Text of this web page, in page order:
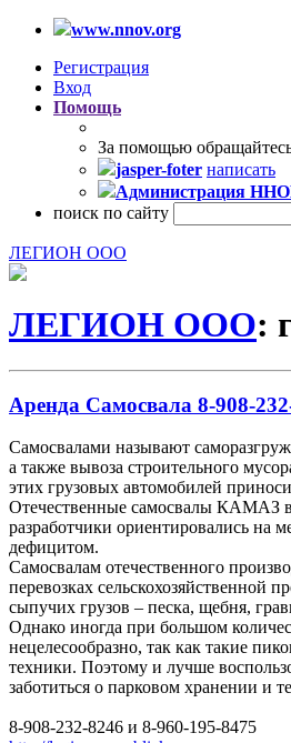
www.nnov.org
Регистрация
Вход
Помощь
За помощью
jasper-foter написать
Администрация
поиск по сайту
ЛЕГИОН ООО
ЛЕГИОН ООО:
Аренда Самосвала 8-908-
Самосвалами называют
а также вывоза строительного
этих грузовых автомобилей
Отечественные самосвалы КАМАЗ
разработчики ориентировались на
дефицитом.
Самосвалам отечественного
перевозках сельскохозяйственной
сыпучих грузов – песка, щебня,
Однако иногда при большом
нецелесообразно, так как такие
техники. Поэтому и лучше
заботиться о парковом хранении и
8-908-232-8246 и 8-960-195-8475